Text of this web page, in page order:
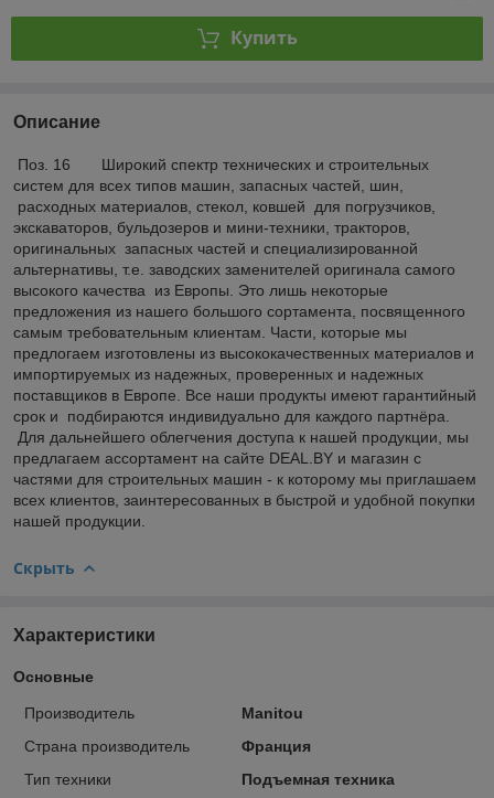
Купить
Описание
Поз. 16 Широкий спектр технических и строительных
систем для всех типов машин, запасных частей, шин,
расходных материалов, стекол, ковшей для погрузчиков,
экскаваторов, бульдозеров и мини-техники, тракторов,
оригинальных запасных частей и специализированной
альтернативы, т.е. заводских заменителей оригинала самого
высокого качества из Европы. Это лишь некоторые
предложения из нашего большого сортамента, посвященного
самым требовательным клиентам. Части, которые мы
предлогаем изготовлены из высококачественных материалов и
импортируемых из надежных, проверенных и надежных
поставщиков в Европе. Все наши продукты имеют гарантийный
срок и подбираются индивидуально для каждого партнёра.
Для дальнейшего облегчения доступа к нашей продукции, мы
предлагаем асcортaмент на сайте DEAL.BY и магазин с
частями для строительных машин - к которому мы приглашаем
всех клиентов, заинтересованных в быстрой и удобной покупки
нашей продукции.
Скрыть
Характеристики
Основные
Производитель
Manitou
Страна производитель
Франция
Тип техники
Подъемная техника